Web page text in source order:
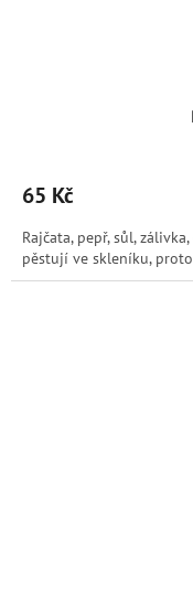
65 Kč
Rajčata, pepř, sůl,
pěstují ve skleníku,